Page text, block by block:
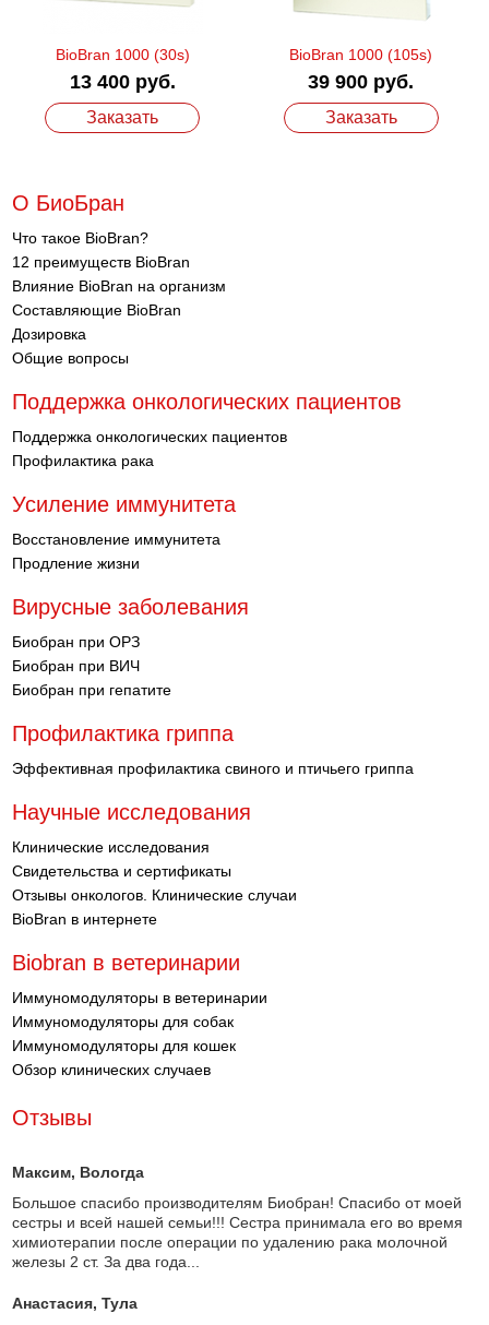
BioBran 1000 (30s)
13 400 руб.
Заказать
BioBran 1000 (105s)
39 900 руб.
Заказать
О БиоБран
Что такое BioBran?
12 преимуществ BioBran
Влияние BioBran на организм
Составляющие BioBran
Дозировка
Общие вопросы
Поддержка онкологических пациентов
Поддержка онкологических пациентов
Профилактика рака
Усиление иммунитета
Восстановление иммунитета
Продление жизни
Вирусные заболевания
Биобран при ОРЗ
Биобран при ВИЧ
Биобран при гепатите
Профилактика гриппа
Эффективная профилактика свиного и птичьего гриппа
Научные исследования
Клинические исследования
Свидетельства и сертификаты
Отзывы онкологов. Клинические случаи
BioBran в интернете
Biobran в ветеринарии
Иммуномодуляторы в ветеринарии
Иммуномодуляторы для собак
Иммуномодуляторы для кошек
Обзор клинических случаев
Отзывы
Максим, Вологда
Большое спасибо производителям Биобран! Спасибо от моей
сестры и всей нашей семьи!!! Сестра принимала его во время
химиотерапии после операции по удалению рака молочной
железы 2 ст. За два года...
Анастасия, Тула